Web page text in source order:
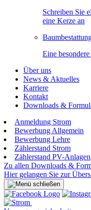
Schreiben Sie
eine Kerze an
Eine
Über uns
News & Aktuelles
Karriere
Kontakt
Downloads &
Anmeldung Strom
Bewerbung Allgemein
Bewerbung Lehre
Zählerstand Strom
Zählerstand PV-Anlagen
Zu allen Downloads &
Hier gelangen Sie zur